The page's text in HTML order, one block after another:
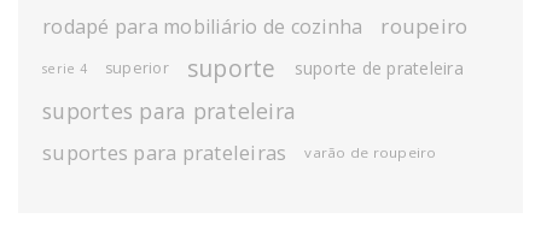
rodapé para mobiliário de cozinha roupeiro
serie 4 superior suporte suporte de prateleira
suportes para prateleira
suportes para prateleiras varão de roupeiro